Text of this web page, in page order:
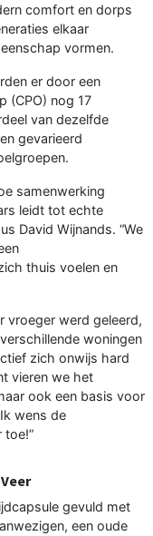
comfort en dorps
elkaar
vormen.
er door een
(CPO) nog 17
van dezelfde
gevarieerd
samenwerking
leidt tot echte
David Wijnands. “We
thuis voelen en
vroeger werd geleerd,
woningen
zich onwijs hard
vieren we het
ook een basis voor
wens de
gevuld met
een oude